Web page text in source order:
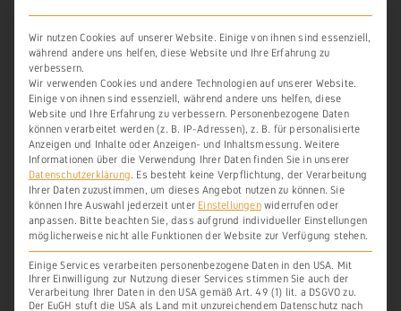
Malter (‚iugera‘)bei den
Weinbergendes Hamm
(‚Hamme‘)vom Weg (‚ultra et
subtus viam‘) bis zum Ufer; der
Acker von 5 Malter bei den Gärten
nahe dem Fischfang (‚prope
piscinam‘);
[…]
der obere Weinberg jenseits der
Brücke auf dem Berg nach
Wir nutzen Cookies auf unserer Website. Einige von ihnen sind essenziell,
während andere uns helfen, diese Website und Ihre Erfahrung zu
verbessern.
Wir verwenden Cookies und andere Technologien auf unserer Website.
Einige von ihnen sind essenziell, während andere uns helfen, diese
Website und Ihre Erfahrung zu verbessern. Personenbezogene Daten
können verarbeitet werden (z. B. IP-Adressen), z. B. für personalisierte
Anzeigen und Inhalte oder Anzeigen- und Inhaltsmessung. Weitere
Informationen über die Verwendung Ihrer Daten finden Sie in unserer
Datenschutzerklärung. Es besteht keine Verpflichtung, der Verarbeitung
Ihrer Daten zuzustimmen, um dieses Angebot nutzen zu können. Sie
können Ihre Auswahl jederzeit unter Einstellungenwiderrufen oder
anpassen. Bitte beachten Sie, dass aufgrund individueller Einstellungen
möglicherweise nicht alle Funktionen der Website zur Verfügung stehen.
Einige Services verarbeiten personenbezogene Daten in den USA. Mit
Ihrer Einwilligung zur Nutzung dieser Services stimmen Sie auch der
Verarbeitung Ihrer Daten in den USA gemäß Art. 49 (1) lit. a DSGVO zu.
Der EuGH stuft die USA als Land mit unzureichendem Datenschutz nach